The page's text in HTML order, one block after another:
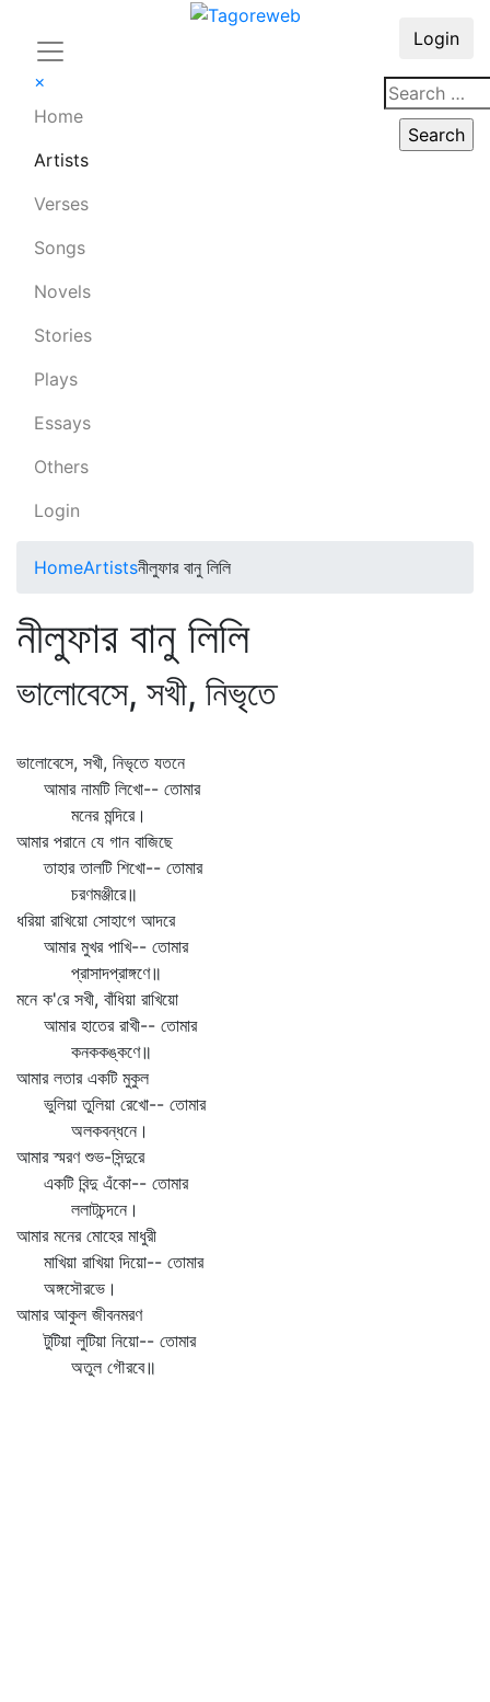
×
Home
Artists
Verses
Songs
Novels
Stories
Plays
Essays
Others
Login
Login
HomeArtistsনীলুফার বানু লিলি
নীলুফার বানু লিলি
ভালোবেসে, সখী, নিভৃতে
ভালোবেসে, সখী, নিভৃতে যতনে
আমার নামটি লিখো-- তোমার
মনের মন্দিরে।
আমার পরানে যে গান বাজিছে
তাহার তালটি শিখো-- তোমার
চরণমঞ্জীরে॥
ধরিয়া রাখিয়ো সোহাগে আদরে
আমার মুখর পাখি-- তোমার
প্রাসাদপ্রাঙ্গণে॥
মনে ক'রে সখী, বাঁধিয়া রাখিয়ো
আমার হাতের রাখী-- তোমার
কনককঙ্কণে॥
আমার লতার একটি মুকুল
ভুলিয়া তুলিয়া রেখো-- তোমার
অলকবন্ধনে।
আমার স্মরণ শুভ-সিন্দুরে
একটি বিন্দু এঁকো-- তোমার
ললাটচন্দনে।
আমার মনের মোহের মাধুরী
মাখিয়া রাখিয়া দিয়ো-- তোমার
অঙ্গসৌরভে।
আমার আকুল জীবনমরণ
টুটিয়া লুটিয়া নিয়ো-- তোমার
অতুল গৌরবে॥